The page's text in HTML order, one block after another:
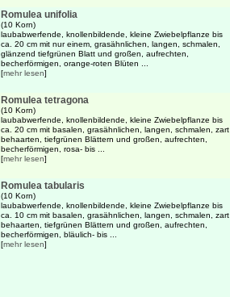
Romulea unifolia
(10 Korn)
laubabwerfende, knollenbildende, kleine Zwiebelpflanze bis
ca. 20 cm mit nur einem, grasähnlichen, langen, schmalen,
glänzend tiefgrünen Blatt und großen, aufrechten,
becherförmigen, orange-roten Blüten ...
[mehr lesen]
Romulea tetragona
(10 Korn)
laubabwerfende, knollenbildende, kleine Zwiebelpflanze bis
ca. 20 cm mit basalen, grasähnlichen, langen, schmalen, zart
behaarten, tiefgrünen Blättern und großen, aufrechten,
becherförmigen, rosa- bis ...
[mehr lesen]
Romulea tabularis
(10 Korn)
laubabwerfende, knollenbildende, kleine Zwiebelpflanze bis
ca. 10 cm mit basalen, grasähnlichen, langen, schmalen, zart
behaarten, tiefgrünen Blättern und großen, aufrechten,
becherförmigen, bläulich- bis ...
[mehr lesen]